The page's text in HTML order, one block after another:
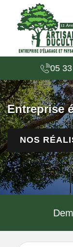
05
Entreprise
NOS